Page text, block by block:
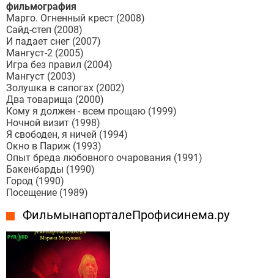
фильмография
Марго. Огненный крест (2008)
Сайд-степ (2008)
И падает снег (2007)
Мангуст-2 (2005)
Игра без правил (2004)
Мангуст (2003)
Золушка в сапогах (2002)
Два товарища (2000)
Кому я должен - всем прощаю (1999)
Ночной визит (1998)
Я свободен, я ничей (1994)
Окно в Париж (1993)
Опыт бреда любовного очарования (1991)
Бакенбарды (1990)
Город (1990)
Посещение (1989)
Фильмы на портале Профисинема.ру